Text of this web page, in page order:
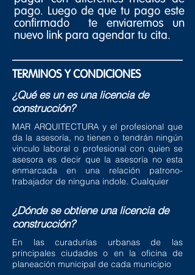
pago. Luego de que tu pago este
confirmado te enviaremos un
nuevo link para agendar tu cita.
TERMINOS Y CONDICIONES
¿Qué es un es una licencia de
construcción?
MAR ARQUITECTURA y el profesional que
da la asesoría, no tienen o tendrán ningún
vinculo laboral o profesional con quien se
asesora es decir que la asesoría no esta
enmarcada en una relación patrono-
trabajador de ninguna indole. Cualquier
¿Dónde se obtiene una licencia de
construcción?
En las curadurías urbanas de las
principales ciudades o en la oficina de
planeación municipal de cada municipio